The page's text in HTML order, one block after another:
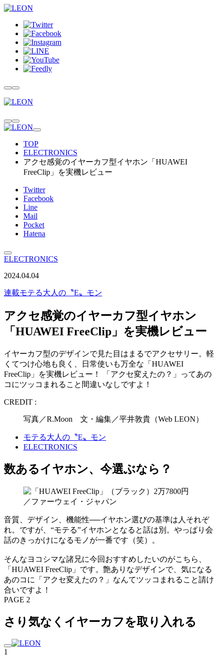
TOP
ELECTRONICS
アクセ感覚のイヤーカフ型イヤホン「HUAWEI
FreeClip」を実機レビュー
Twitter
Facebook
Line
Mail
Pocket
Hatena
ELECTRONICS
2024.04.04
連載モテる大人の〝E〟モン
アクセ感覚のイヤーカフ型イヤホン
「HUAWEI FreeClip」を実機レビュー
イヤーカフ型のデザインで見た目はまるでアクセサリー。軽
くてつけ心地も良く、日常使いも万全な「HUAWEI
FreeClip」を実機レビュー！ 「アクセ変えたの？」ってあの
コにツッコまれること間違いなしですよ！
CREDIT :
写真／R.Moon 文・編集／平井敦貴（Web LEON）
モテる大人の〝E〟モン
ELECTRONICS
数あるイヤホン、今選ぶなら？
音質、デザイン、機能性──イヤホン選びの基準は人それぞ
れ。ですが、“モテる”イヤホンとなると話は別。やっぱり会
話のきっかけになるモノが一番です（笑）。
そんなヨコシマな諸兄に今回おすすめしたいのがこちら、
「HUAWEI FreeClip」です。艶ありなデザインで、気になる
あのコに「アクセ変えたの？」なんてツッコまれること請け
合いですよ！
PAGE 2
さり気なくイヤーカフを取り入れる
1